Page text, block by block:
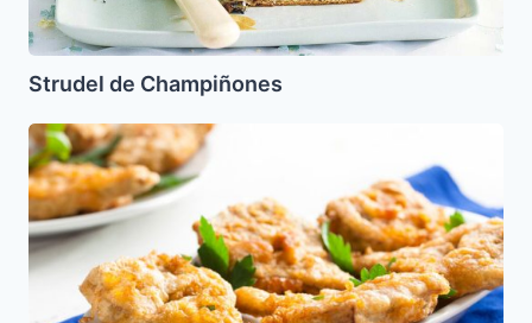
Strudel de Champiñones
Alcachofas
rebozadas